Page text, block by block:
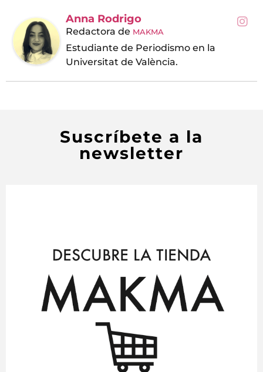
Anna Rodrigo
Redactora de MAKMA
Estudiante de Periodismo en la
Universitat de València.
Suscríbete a la
newsletter